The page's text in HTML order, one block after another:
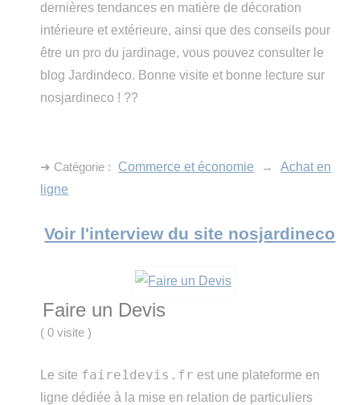
dernières tendances en matière de décoration
intérieure et extérieure, ainsi que des conseils pour
être un pro du jardinage, vous pouvez consulter le
blog Jardindeco. Bonne visite et bonne lecture sur
nosjardineco ! ??
➔ Catégorie : Commerce et économie →
Achat en
ligne
Voir l'interview du site nosjardineco
Faire un Devis
( 0 visite)
Le site faire1devis.fr est une plateforme en
ligne dédiée à la mise en relation de particuliers